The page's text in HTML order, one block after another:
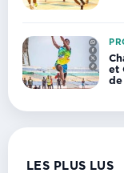
et
de
LES PLUS LUS